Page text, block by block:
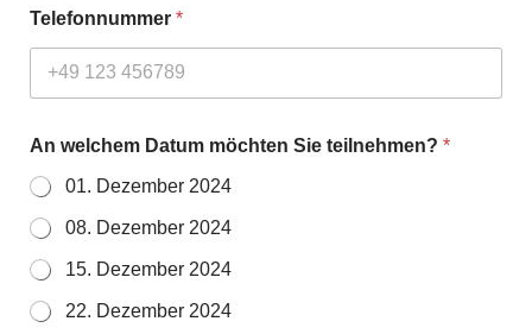
Telefonnummer *
An welchem Datum möchten Sie teilnehmen? *
01. Dezember 2024
08. Dezember 2024
15. Dezember 2024
22. Dezember 2024